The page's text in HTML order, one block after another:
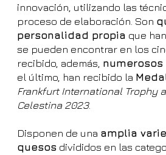
innovación, utilizando las
proceso de elaboración. Son
personalidad propia que
se pueden encontrar en los
recibido, además, numerosos
el último, han recibido la
Frankfurt International Trophy
Celestina 2023.
Disponen de una amplia
quesos divididos en las